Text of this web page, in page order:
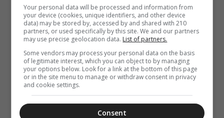
Your personal data will be processed and information from
your device (cookies, unique identifiers, and other device
data) may be stored by, accessed by and shared with 210
partners, or used specifically by this site. We and our partners
may use precise geolocation data. List of partners.
Some vendors may process your personal data on the basis
of legitimate interest, which you can object to by managing
your options below. Look for a link at the bottom of this page
or in the site menu to manage or withdraw consent in privacy
and cookie settings.
Consent